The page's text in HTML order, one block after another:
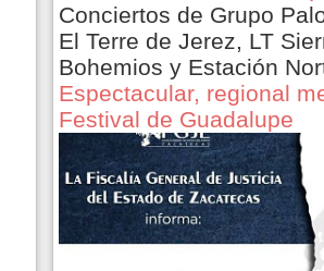
Conciertos de Grupo
El Terre de Jerez, LT
Bohemios y Estación
Espectacular, regional
Festival de Guadalupe